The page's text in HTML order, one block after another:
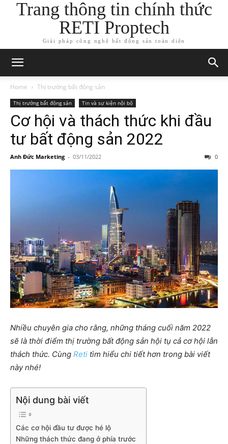
Trang thông tin chính thức
RETI Proptech
Giải pháp công nghệ bất động sản toàn diện
Home Thị trường bất động sản
Thị trường bất động sản Tin và sự kiện nội bộ
Cơ hội và thách thức khi đầu
tư bất động sản 2022
Anh Đức Marketing - 03/11/2022 0
Nhiều chuyên gia cho rằng, những tháng cuối năm 2022
sẽ là thời điểm thị trường bất động sản hội tụ cả cơ hội lẫn
thách thức. Cùng Reti tìm hiểu chi tiết hơn trong bài viết
này nhé!
Nội dung bài viết
Các cơ hội đầu tư được hé lộ
Những thách thức đang ở phía trước